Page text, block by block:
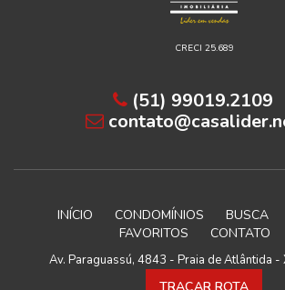
CRECI 25.689
(51) 99019.2109
INÍCIO CONDOMÍNIOS BUSCA
FAVORITOS
CONTATO
Av. Paraguassú, 4843 - Praia de Atlântida -
TRAÇAR ROTA